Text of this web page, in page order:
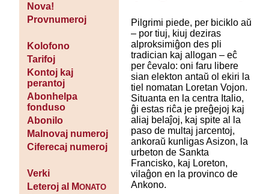
Nova!
Provnumeroj
Kolofono
Tarifoj
Kontoj kaj
perantoj
Abonhelpa
fonduso
Abonilo
Malnovaj numeroj
Ciferecaj numeroj
Verki
Leteroj al MONATO
Pilgrimi piede, per biciklo aŭ
– por tiuj, kiuj deziras
alproksimiĝon des pli
tradician kaj allogan – eĉ
per ĉevalo: oni faru libere
sian elekton antaŭ ol ekiri la
tiel nomatan Loretan Vojon.
Situanta en la centra Italio,
ĝi estas riĉa je preĝejoj kaj
aliaj belaĵoj, kaj spite al la
paso de multaj jarcentoj,
ankoraŭ kunligas Asizon, la
urbeton de Sankta
Francisko, kaj Loreton,
vilaĝon en la provinco de
Ankono.